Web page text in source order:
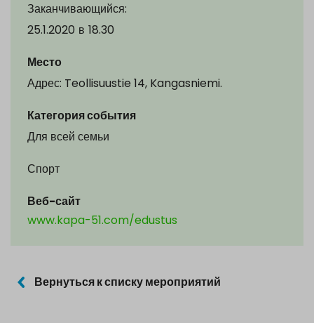
Заканчивающийся:
25.1.2020 в 18.30
Место
Адрес: Teollisuustie 14, Kangasniemi.
Категория события
Для всей семьи
Спорт
Веб-сайт
www.kapa-51.com/edustus
Вернуться к списку мероприятий